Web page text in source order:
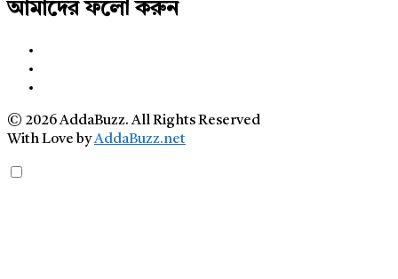
আমাদের ফলো করুন
© 2026 AddaBuzz. All Rights Reserved
With Love byAddaBuzz.net